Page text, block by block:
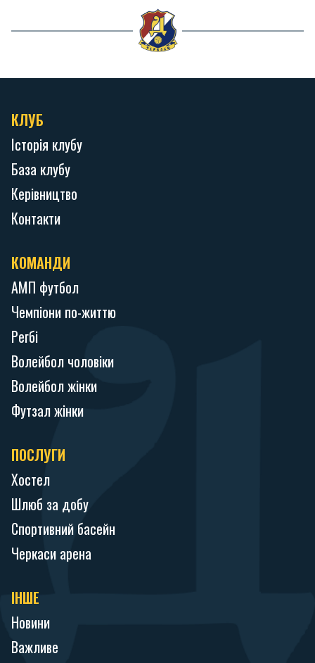
КЛУБ
Історія клубу
База клубу
Керівництво
Контакти
КОМАНДИ
АМП футбол
Чемпіони по-життю
Регбі
Волейбол чоловіки
Волейбол жінки
Футзал жінки
ПОСЛУГИ
Хостел
Шлюб за добу
Спортивний басейн
Черкаси арена
ІНШЕ
Новини
Важливе